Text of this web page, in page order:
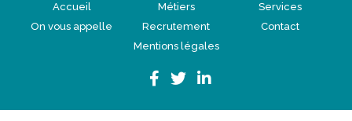
Accueil Métiers
Services
On vous appelle
Recrutement
Contact
Mentions légales